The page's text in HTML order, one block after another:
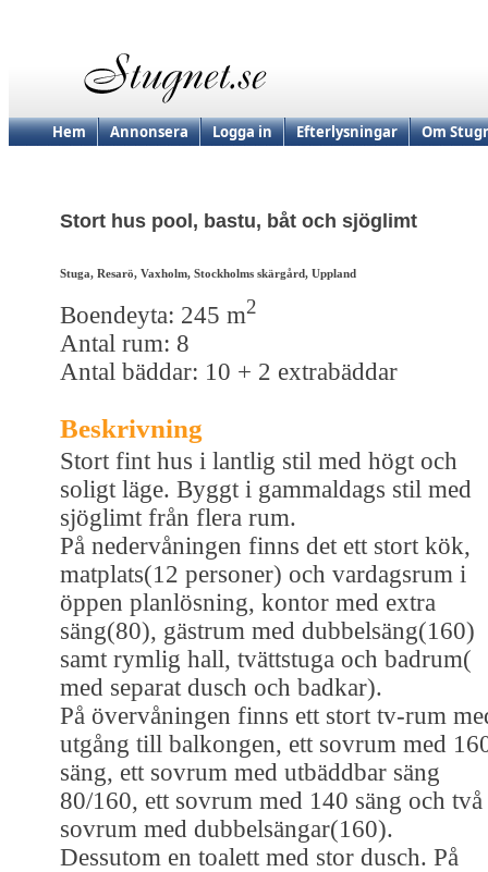
Hem Annonsera Logga in Efterlysningar Om
Stort hus pool, bastu, båt och sjöglimt
Stuga, Resarö, Vaxholm, Stockholms skärgård, Uppland
Boendeyta: 245 m2
Antal rum: 8
Antal bäddar: 10 + 2 extrabäddar
Beskrivning
Stort fint hus i lantlig stil med högt och
soligt läge. Byggt i gammaldags stil med
sjöglimt från flera rum.
På nedervåningen finns det ett stort kök,
matplats(12 personer) och vardagsrum i
öppen planlösning, kontor med extra
säng(80), gästrum med dubbelsäng(160)
samt rymlig hall, tvättstuga och badrum(
med separat dusch och badkar).
På övervåningen finns ett stort tv-rum
utgång till balkongen, ett sovrum med
säng, ett sovrum med utbäddbar säng
80/160, ett sovrum med 140 säng och två
sovrum med dubbelsängar(160).
Dessutom en toalett med stor dusch. På